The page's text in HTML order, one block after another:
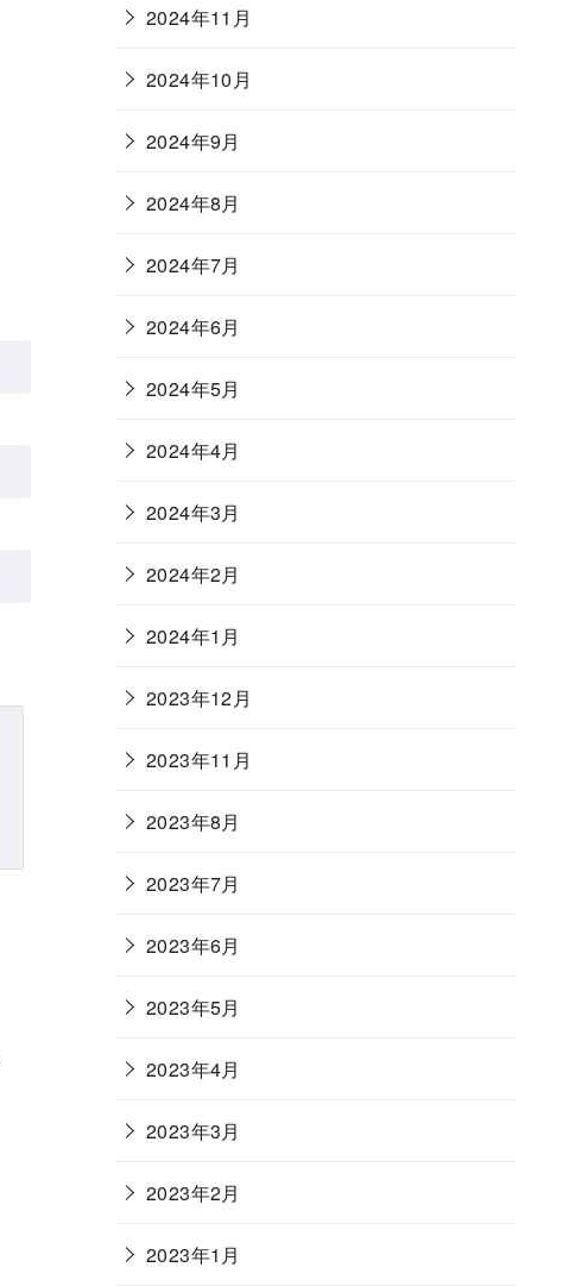
2024年11月
2024年10月
2024年9月
2024年8月
2024年7月
2024年6月
2024年5月
2024年4月
2024年3月
2024年2月
2024年1月
2023年12月
2023年11月
2023年8月
2023年7月
2023年6月
2023年5月
2023年4月
2023年3月
2023年2月
2023年1月